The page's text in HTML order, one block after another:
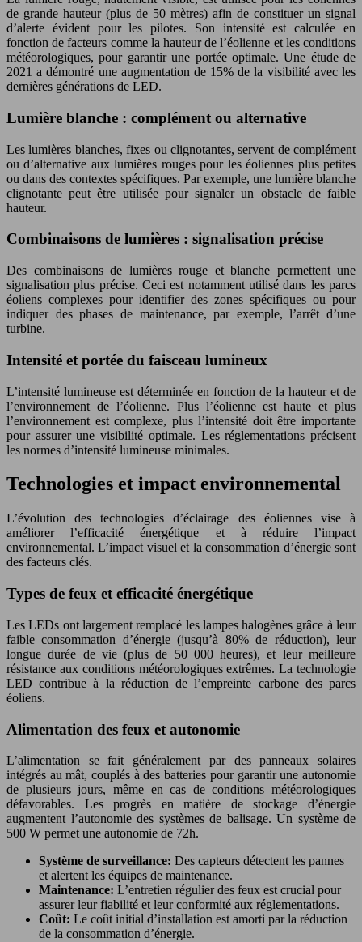
de grande hauteur (plus de 50 mètres) afin de constituer un signal
d’alerte évident pour les pilotes. Son intensité est calculée en
fonction de facteurs comme la hauteur de l’éolienne et les conditions
météorologiques, pour garantir une portée optimale. Une étude de
2021 a démontré une augmentation de 15% de la visibilité avec les
dernières générations de LED.
Lumière blanche : complément ou alternative
Les lumières blanches, fixes ou clignotantes, servent de complément
ou d’alternative aux lumières rouges pour les éoliennes plus petites
ou dans des contextes spécifiques. Par exemple, une lumière blanche
clignotante peut être utilisée pour signaler un obstacle de faible
hauteur.
Combinaisons de lumières : signalisation précise
Des combinaisons de lumières rouge et blanche permettent une
signalisation plus précise. Ceci est notamment utilisé dans les parcs
éoliens complexes pour identifier des zones spécifiques ou pour
indiquer des phases de maintenance, par exemple, l’arrêt d’une
turbine.
Intensité et portée du faisceau lumineux
L’intensité lumineuse est déterminée en fonction de la hauteur et de
l’environnement de l’éolienne. Plus l’éolienne est haute et plus
l’environnement est complexe, plus l’intensité doit être importante
pour assurer une visibilité optimale. Les réglementations précisent
les normes d’intensité lumineuse minimales.
Technologies et impact environnemental
L’évolution des technologies d’éclairage des éoliennes vise à
améliorer l’efficacité énergétique et à réduire l’impact
environnemental. L’impact visuel et la consommation d’énergie sont
des facteurs clés.
Types de feux et efficacité énergétique
Les LEDs ont largement remplacé les lampes halogènes grâce à leur
faible consommation d’énergie (jusqu’à 80% de réduction), leur
longue durée de vie (plus de 50 000 heures), et leur meilleure
résistance aux conditions météorologiques extrêmes. La technologie
LED contribue à la réduction de l’empreinte carbone des parcs
éoliens.
Alimentation des feux et autonomie
L’alimentation se fait généralement par des panneaux solaires
intégrés au mât, couplés à des batteries pour garantir une autonomie
de plusieurs jours, même en cas de conditions météorologiques
défavorables. Les progrès en matière de stockage d’énergie
augmentent l’autonomie des systèmes de balisage. Un système de
500 W permet une autonomie de 72h.
Système de surveillance: Des capteurs détectent les pannes
et alertent les équipes de maintenance.
Maintenance: L’entretien régulier des feux est crucial pour
assurer leur fiabilité et leur conformité aux réglementations.
Coût: Le coût initial d’installation est amorti par la réduction
de la consommation d’énergie.